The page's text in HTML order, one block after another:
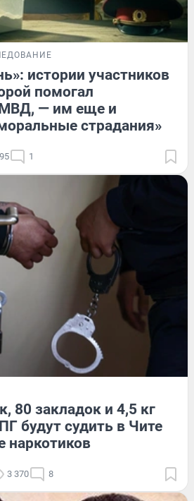
истории участников
помогал
— им еще и
страдания»
1
80 закладок и 4,5 кг
будут судить в Чите
наркотиков
3 370 8